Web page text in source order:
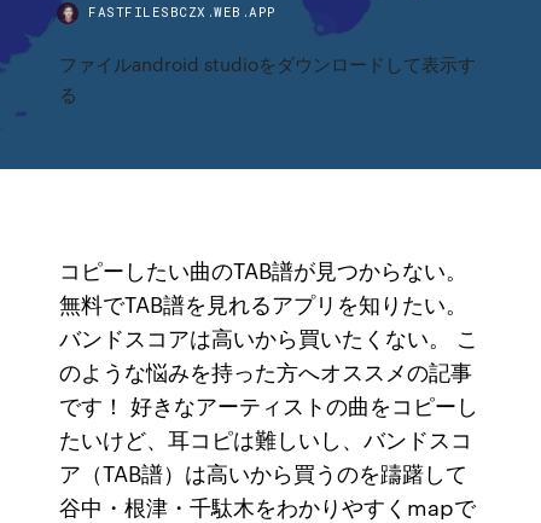
FASTFILESBCZX.WEB.APP
ファイルandroid studioをダウンロードして表示す
る
コピーしたい曲のTAB譜が見つからない。
無料でTAB譜を見れるアプリを知りたい。
バンドスコアは高いから買いたくない。 こ
のような悩みを持った方へオススメの記事
です！ 好きなアーティストの曲をコピーし
たいけど、耳コピは難しいし、バンドスコ
ア（TAB譜）は高いから買うのを躊躇して
谷中・根津・千駄木をわかりやすくmapで